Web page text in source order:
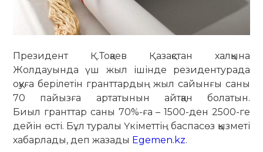
Президент Қ.Тоқаев Қазақстан халқына
Жолдауында үш жыл ішінде резидентурада
оқуға берілетін гранттардың жыл сайынғы саны
70 пайызға артатынын айтқан болатын.
Биыл гранттар саны 70%-ға – 1500-ден 2500-ге
дейін өсті. Бұл туралы Үкіметтің баспасөз қызметі
хабарлады, деп жазады Egemen.kz.